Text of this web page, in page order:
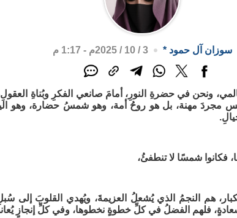
سوزان آل حمود * 3 / 10 / 2025م - 1:17 م
ونحن في حضرةِ النورِ، أمامَ صانعي الفكرِ وبُناةِ
ليس مجردَ مهنة، بل هو روحُ أمة، وهو شمسُ حضارة، وهو
فكانوا شمسًا لا تنطفئُ،
هم النجمُ الذي يُشعلُ العزيمةَ، ويُهدي القلوبَ إلى
فلهم الفضلُ في كلِّ خطوةٍ نخطوها، وفي كلِّ إنجازٍ يُعانقُ